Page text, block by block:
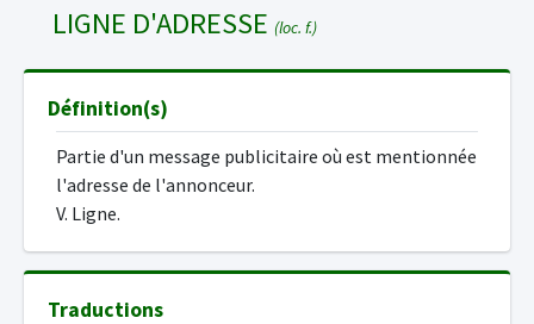
LIGNE D'ADRESSE (loc. f.)
Définition(s)
Partie d'un message publicitaire où est mentionnée
l'adresse de l'annonceur.
V. Ligne.
Traductions